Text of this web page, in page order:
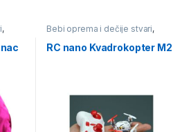
,
,
Bebi oprema i dečije stvari,
Igračke na daljinski
RC nano Kvadrokopter M2